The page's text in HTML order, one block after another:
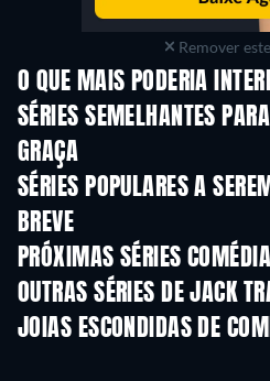
Remover
O QUE MAIS PODERIA
Série
SÉRIES SEMELHANTES
GRAÇA
SÉRIES POPULARES A
BREVE
PRÓXIMAS SÉRIES COMÉDIA
Temporada 6
OUTRAS SÉRIES DE JACK
Série
JOIAS ESCONDIDAS DE